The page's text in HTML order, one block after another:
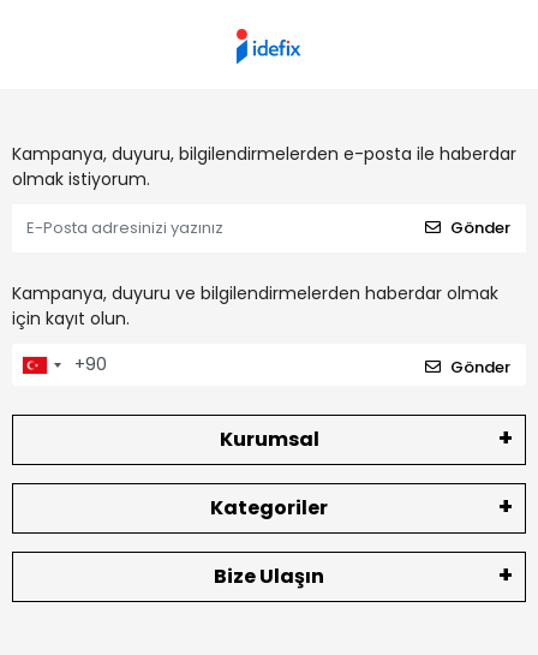
Kampanya, duyuru, bilgilendirmelerden e-posta ile haberdar
olmak istiyorum.
Gönder
Kampanya, duyuru ve bilgilendirmelerden haberdar olmak
için kayıt olun.
Gönder
Kurumsal
Kategoriler
Bize Ulaşın